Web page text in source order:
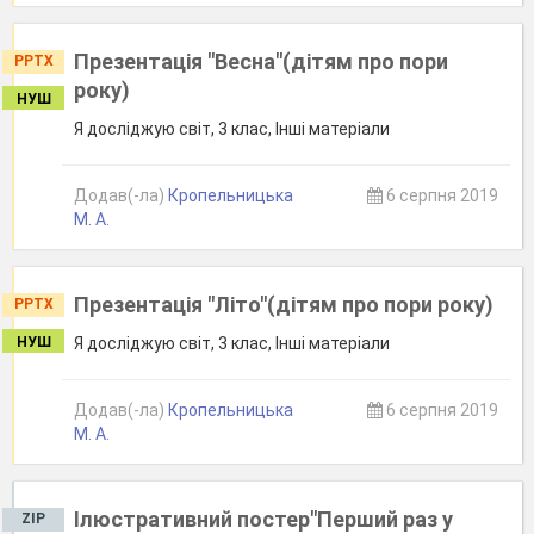
PPTX
НУШ
Презентація "Весна"(дітям про пори
року)
Я досліджую світ, 3 клас, Інші матеріали
Додав(-ла) Кропельницька
М. А.
6 серпня 2019
PPTX
НУШ
Презентація "Літо"(дітям про пори року)
Я досліджую світ, 3 клас, Інші матеріали
Додав(-ла) Кропельницька
М. А.
6 серпня 2019
ZIP
Ілюстративний постер"Перший раз у